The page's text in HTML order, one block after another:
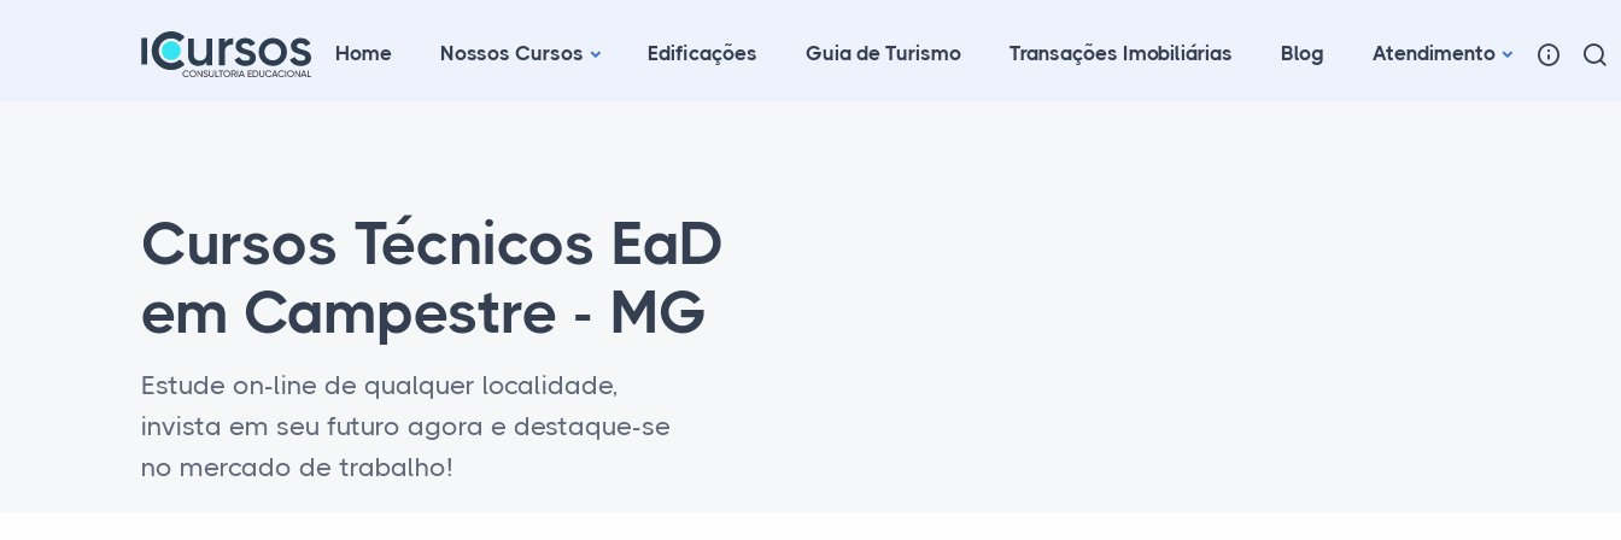
Home Nossos Cursos Edificações Guia de Turismo Transações Imobiliárias Blog Atendimento
Cursos Técnicos EaD
em Campestre - MG
Estude on-line de qualquer localidade,
invista em seu futuro agora e destaque-se
no mercado de trabalho!